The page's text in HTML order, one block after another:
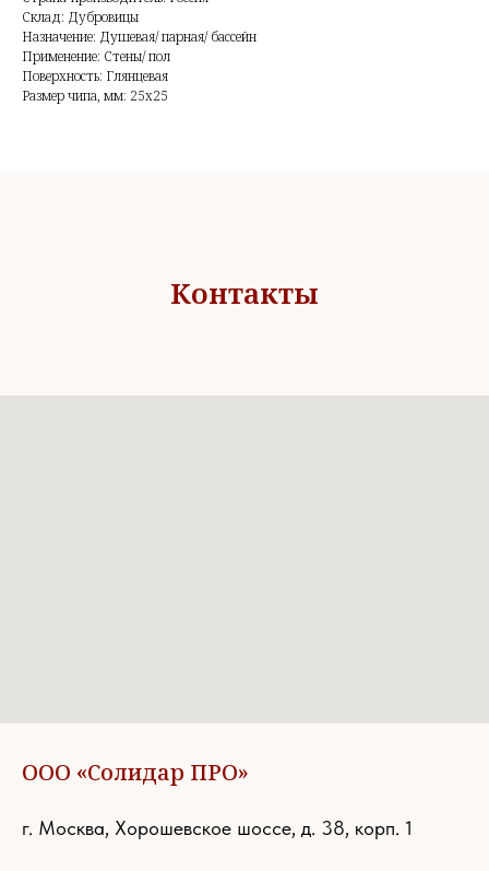
Склад: Дубровицы
Назначение: Душевая/ парная/ бассейн
Применение: Стены/ пол
Поверхность: Глянцевая
Размер чипа, мм: 25х25
Контакты
ООО «Солидар ПРО»
г. Москва, Хорошевское шоссе, д. 38, корп. 1